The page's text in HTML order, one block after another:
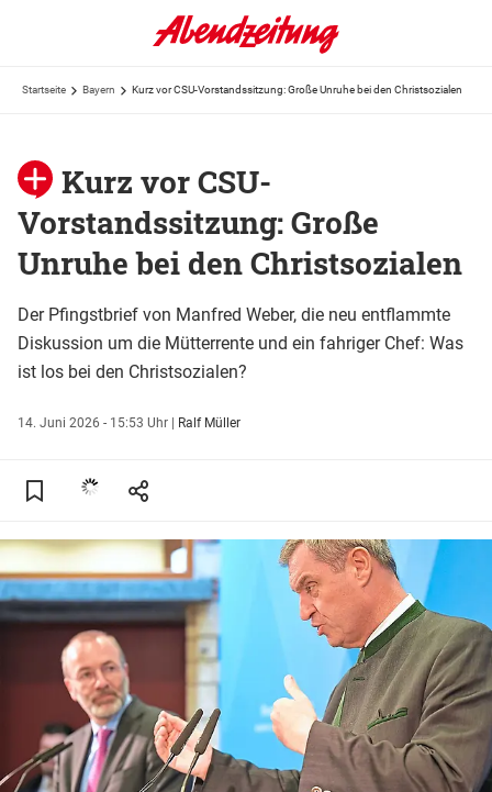
Startseite Bayern Kurz vor CSU-Vorstandssitzung: Große Unruhe bei den Christsozialen
Kurz vor CSU-
Vorstandssitzung: Große
Unruhe bei den Christsozialen
Der Pfingstbrief von Manfred Weber, die neu entflammte
Diskussion um die Mütterrente und ein fahriger Chef: Was
ist los bei den Christsozialen?
14. Juni 2026 - 15:53 Uhr | Ralf Müller